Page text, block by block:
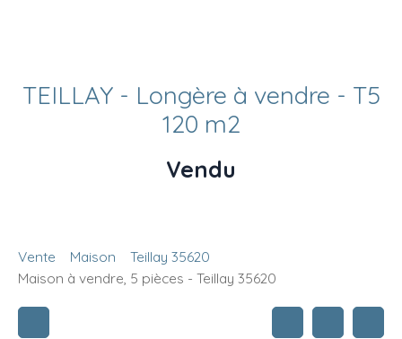
TEILLAY - Longère à vendre - T5
120 m2
Vendu
Vente Maison
Teillay 35620
Maison à vendre, 5 pièces - Teillay 35620